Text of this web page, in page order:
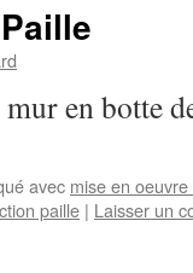
en botte
avec mise en
paille | Laisser un